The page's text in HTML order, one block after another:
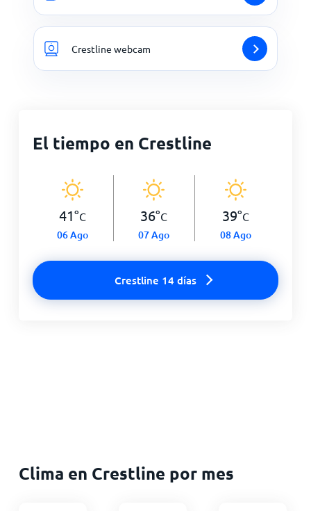
Crestline webcam
El tiempo en Crestline
41°C
06 Ago
36°C
07 Ago
39°C
08 Ago
Crestline 14 días
Clima en Crestline por mes